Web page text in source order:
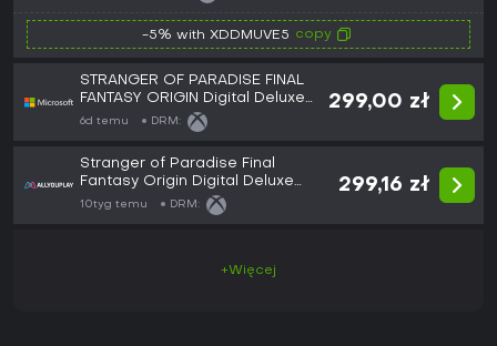
-5% with XDDMUVE5 copy
STRANGER OF PARADISE FINAL
FANTASY ORIGIN Digital Deluxe
Edition
6d temu DRM:
299,00 zł
Stranger of Paradise Final
Fantasy Origin Digital Deluxe
Edition - Xbo
10tyg temu DRM:
299,16 zł
+Więcej